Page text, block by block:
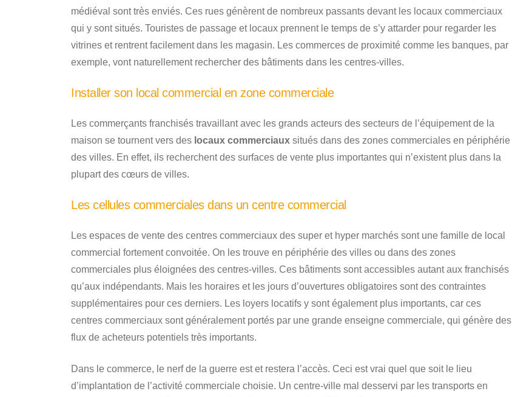
médiéval sont très enviés. Ces rues génèrent de nombreux passants devant les locaux commerciaux
qui y sont situés. Touristes de passage et locaux prennent le temps de s’y attarder pour regarder les
vitrines et rentrent facilement dans les magasin. Les commerces de proximité comme les banques, par
exemple, vont naturellement rechercher des bâtiments dans les centres-villes.
Installer son local commercial en zone commerciale
Les commerçants franchisés travaillant avec les grands acteurs des secteurs de l’équipement de la
maison se tournent vers des locaux commerciaux situés dans des zones commerciales en périphérie
des villes. En effet, ils recherchent des surfaces de vente plus importantes qui n’existent plus dans la
plupart des cœurs de villes.
Les cellules commerciales dans un centre commercial
Les espaces de vente des centres commerciaux des super et hyper marchés sont une famille de local
commercial fortement convoitée. On les trouve en périphérie des villes ou dans des zones
commerciales plus éloignées des centres-villes. Ces bâtiments sont accessibles autant aux franchisés
qu’aux indépendants. Mais les horaires et les jours d’ouvertures obligatoires sont des contraintes
supplémentaires pour ces derniers. Les loyers locatifs y sont également plus importants, car ces
centres commerciaux sont généralement portés par une grande enseigne commerciale, qui génère des
flux de acheteurs potentiels très importants.
Dans le commerce, le nerf de la guerre est et restera l’accès. Ceci est vrai quel que soit le lieu
d’implantation de l’activité commerciale choisie. Un centre-ville mal desservi par les transports en